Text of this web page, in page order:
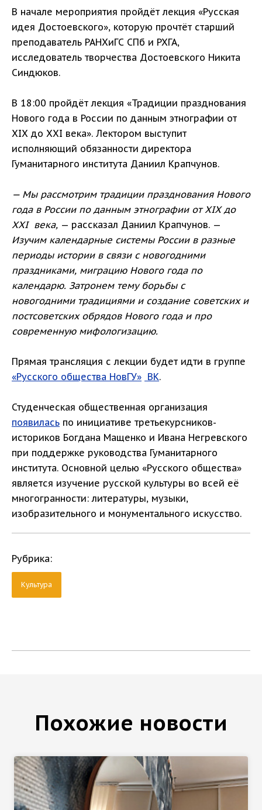
В начале мероприятия пройдёт лекция «Русская
идея Достоевского», которую прочтёт старший
преподаватель РАНХиГС СПб и РХГА,
исследователь творчества Достоевского Никита
Синдюков.
В 18:00 пройдёт лекция «Традиции празднования
Нового года в России по данным этнографии от
XIX до XXI века». Лектором выступит
исполняющий обязанности директора
Гуманитарного института Даниил Крапчунов.
— Мы рассмотрим традиции празднования Нового
года в России по данным этнографии от XIX до
XXI века, — рассказал Даниил Крапчунов. —
Изучим календарные системы России в разные
периоды истории в связи с новогодними
праздниками, миграцию Нового года по
календарю. Затронем тему борьбы с
новогодними традициями и создание советских и
постсоветских обрядов Нового года и про
современную мифологизацию.
Прямая трансляция с лекции будет идти в группе
«Русского общества НовГУ» ВК.
Студенческая общественная организация
появилась по инициативе третьекурсников-
историков Богдана Мащенко и Ивана Негревского
при поддержке руководства Гуманитарного
института. Основной целью «Русского общества»
является изучение русской культуры во всей её
многогранности: литературы, музыки,
изобразительного и монументального искусство.
Рубрика:
Культура
Похожие новости